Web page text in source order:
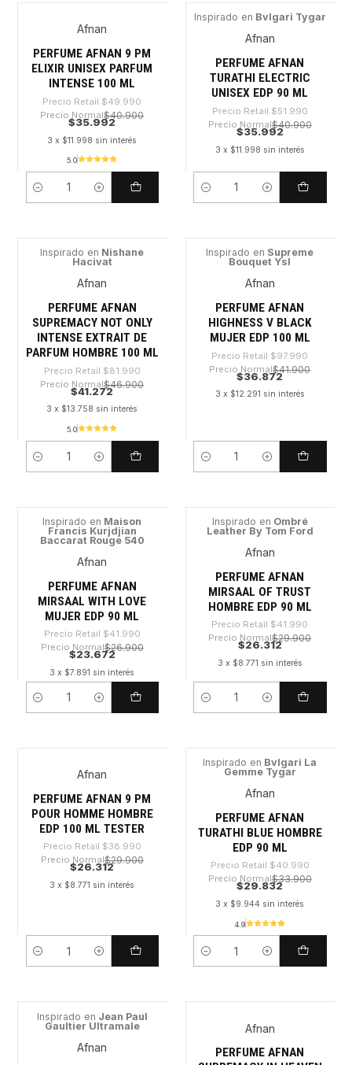
Afnan
PERFUME AFNAN 9 PM
ELIXIR UNISEX PARFUM
INTENSE 100 ML
Precio Retail $49.990
Precio Normal$40.900
$35.992
3 x $11.998 sin interés
5.0
Cantidad
Inspirado en Bvlgari Tygar
Afnan
PERFUME AFNAN
TURATHI ELECTRIC
UNISEX EDP 90 ML
Precio Retail $51.990
Precio Normal$40.900
$35.992
3 x $11.998 sin interés
Cantidad
Inspirado en Nishane
Hacivat
Afnan
PERFUME AFNAN
SUPREMACY NOT ONLY
INTENSE EXTRAIT DE
PARFUM HOMBRE 100 ML
Precio Retail $81.990
Precio Normal$46.900
$41.272
3 x $13.758 sin interés
5.0
Cantidad
-62%
Inspirado en Supreme
Bouquet Ysl
Afnan
PERFUME AFNAN
HIGHNESS V BLACK
MUJER EDP 100 ML
Precio Retail $97.990
Precio Normal$41.900
$36.872
3 x $12.291 sin interés
Cantidad
-43%
Inspirado en Maison
Francis Kurjdjian
Baccarat Rouge 540
Afnan
PERFUME AFNAN
MIRSAAL WITH LOVE
MUJER EDP 90 ML
Precio Retail $41.990
Precio Normal$26.900
$23.672
3 x $7.891 sin interés
Cantidad
-37%
Inspirado en Ombré
Leather By Tom Ford
Afnan
PERFUME AFNAN
MIRSAAL OF TRUST
HOMBRE EDP 90 ML
Precio Retail $41.990
Precio Normal$29.900
$26.312
3 x $8.771 sin interés
Cantidad
Afnan
PERFUME AFNAN 9 PM
POUR HOMME HOMBRE
EDP 100 ML TESTER
Precio Retail $38.990
Precio Normal$29.900
$26.312
3 x $8.771 sin interés
Cantidad
-27%
Inspirado en Bvlgari La
Gemme Tygar
Afnan
PERFUME AFNAN
TURATHI BLUE HOMBRE
EDP 90 ML
Precio Retail $40.990
Precio Normal$33.900
$29.832
3 x $9.944 sin interés
4.9
Cantidad
-41%
Inspirado en Jean Paul
Gaultier Ultramale
Afnan
Afnan
PERFUME AFNAN